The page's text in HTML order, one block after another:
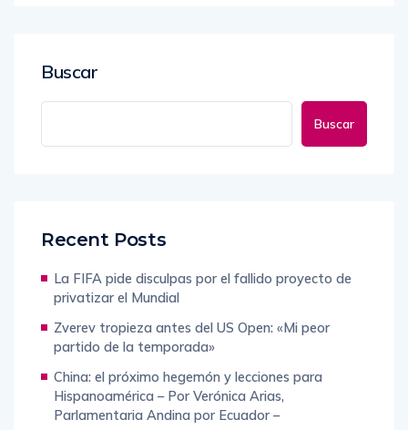
Buscar
Buscar
Recent Posts
La FIFA pide disculpas por el fallido proyecto de
privatizar el Mundial
Zverev tropieza antes del US Open: «Mi peor
partido de la temporada»
China: el próximo hegemón y lecciones para
Hispanoamérica – Por Verónica Arias,
Parlamentaria Andina por Ecuador –